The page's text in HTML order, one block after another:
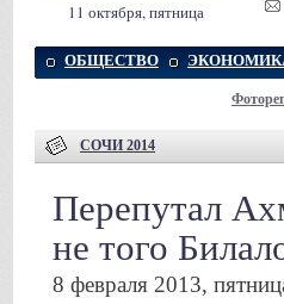
11 октября, пятница
ОБЩЕСТВО
СОЧИ 2014
Перепутал
не того
8 февраля 2013,